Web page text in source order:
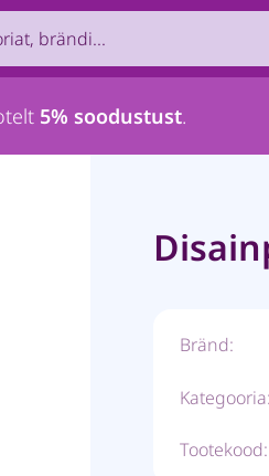
5% soodustust.
Bränd:
Kategooria:
Tootekood: